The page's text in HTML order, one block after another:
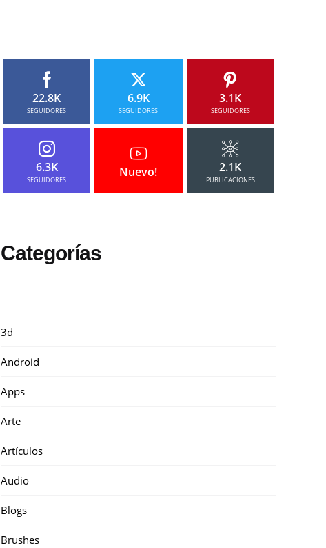
22.8K
SEGUIDORES
6.9K
SEGUIDORES
3.1K
SEGUIDORES
6.3K
SEGUIDORES
Nuevo! 2.1K
PUBLICACIONES
Categorías
3d
Android
Apps
Arte
Artículos
Audio
Blogs
Brushes